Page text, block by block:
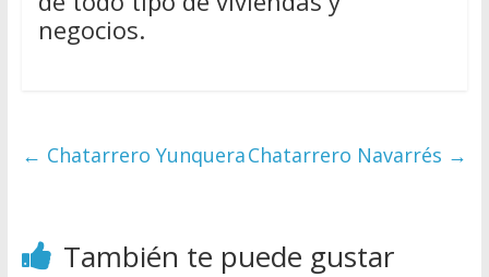
negocios.
← Chatarrero YunqueraChatarrero Navarrés →
También te puede gustar